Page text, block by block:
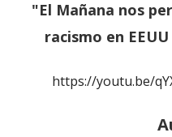
"El Mañana nos
racismo en
https://youtu.be/